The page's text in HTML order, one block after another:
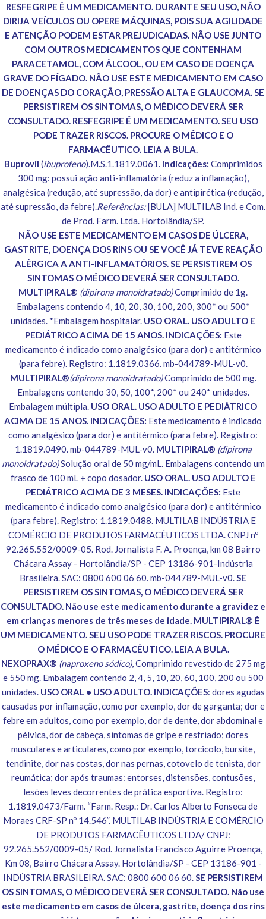
RESFEGRIPE É UM MEDICAMENTO. DURANTE SEU USO, NÃO
DIRIJA VEÍCULOS OU OPERE MÁQUINAS, POIS SUA AGILIDADE
E ATENÇÃO PODEM ESTAR PREJUDICADAS. NÃO USE JUNTO
COM OUTROS MEDICAMENTOS QUE CONTENHAM
PARACETAMOL, COM ÁLCOOL, OU EM CASO DE DOENÇA
GRAVE DO FÍGADO. NÃO USE ESTE MEDICAMENTO EM CASO
DE DOENÇAS DO CORAÇÃO, PRESSÃO ALTA E GLAUCOMA. SE
PERSISTIREM OS SINTOMAS, O MÉDICO DEVERÁ SER
CONSULTADO. RESFEGRIPE É UM MEDICAMENTO. SEU USO
PODE TRAZER RISCOS. PROCURE O MÉDICO E O
FARMACÊUTICO. LEIA A BULA.
Buprovil (ibuprofeno).M.S.1.1819.0061. Indicações: Comprimidos
300 mg: possui ação anti-inflamatória (reduz a inflamação),
analgésica (redução, até supressão, da dor) e antipirética (redução,
até supressão, da febre).Referências:[BULA] MULTILAB Ind. e Com.
de Prod. Farm. Ltda. Hortolândia/SP.
NÃO USE ESTE MEDICAMENTO EM CASOS DE ÚLCERA,
GASTRITE, DOENÇA DOS RINS OU SE VOCÊ JÁ TEVE REAÇÃO
ALÉRGICA A ANTI-INFLAMATÓRIOS. SE PERSISTIREM OS
SINTOMAS O MÉDICO DEVERÁ SER CONSULTADO.
MULTIPIRAL® (dipirona monoidratado)Comprimido de 1g.
Embalagens contendo 4, 10, 20, 30, 100, 200, 300* ou 500*
unidades. *Embalagem hospitalar. USO ORAL. USO ADULTO E
PEDIÁTRICO ACIMA DE 15 ANOS. INDICAÇÕES: Este
medicamento é indicado como analgésico (para dor) e antitérmico
(para febre). Registro: 1.1819.0366. mb-044789-MUL-v0.
MULTIPIRAL®(dipirona monoidratado)Comprimido de 500 mg.
Embalagens contendo 30, 50, 100*, 200* ou 240* unidades.
Embalagem múltipla. USO ORAL. USO ADULTO E PEDIÁTRICO
ACIMA DE 15 ANOS. INDICAÇÕES: Este medicamento é indicado
como analgésico (para dor) e antitérmico (para febre). Registro:
1.1819.0490. mb-044789-MUL-v0. MULTIPIRAL® (dipirona
monoidratado)Solução oral de 50 mg/mL. Embalagens contendo um
frasco de 100 mL + copo dosador. USO ORAL. USO ADULTO E
PEDIÁTRICO ACIMA DE 3 MESES. INDICAÇÕES: Este
medicamento é indicado como analgésico (para dor) e antitérmico
(para febre). Registro: 1.1819.0488. MULTILAB INDÚSTRIA E
COMÉRCIO DE PRODUTOS FARMACÊUTICOS LTDA. CNPJ nº
92.265.552/0009-05. Rod. Jornalista F. A. Proença, km 08 Bairro
Chácara Assay - Hortolândia/SP - CEP 13186-901-Indústria
Brasileira. SAC: 0800 600 06 60. mb-044789-MUL-v0.SE
PERSISTIREM OS SINTOMAS, O MÉDICO DEVERÁ SER
CONSULTADO. Não use este medicamento durante a gravidez e
em crianças menores de três meses de idade. MULTIPIRAL® É
UM MEDICAMENTO. SEU USO PODE TRAZER RISCOS. PROCURE
O MÉDICO E O FARMACÊUTICO. LEIA A BULA.
NEXOPRAX® (naproxeno sódico), Comprimido revestido de 275 mg
e 550 mg. Embalagem contendo 2, 4, 5, 10, 20, 60, 100, 200 ou 500
unidades. USO ORAL • USO ADULTO. INDICAÇÕES: dores agudas
causadas por inflamação, como por exemplo, dor de garganta; dor e
febre em adultos, como por exemplo, dor de dente, dor abdominal e
pélvica, dor de cabeça, sintomas de gripe e resfriado; dores
musculares e articulares, como por exemplo, torcicolo, bursite,
tendinite, dor nas costas, dor nas pernas, cotovelo de tenista, dor
reumática; dor após traumas: entorses, distensões, contusões,
lesões leves decorrentes de prática esportiva. Registro:
1.1819.0473/Farm. “Farm. Resp.: Dr. Carlos Alberto Fonseca de
Moraes CRF-SP nº 14.546”. MULTILAB INDÚSTRIA E COMÉRCIO
DE PRODUTOS FARMACÊUTICOS LTDA/ CNPJ:
92.265.552/0009-05/ Rod. Jornalista Francisco Aguirre Proença,
Km 08, Bairro Chácara Assay. Hortolândia/SP - CEP 13186-901 -
INDÚSTRIA BRASILEIRA. SAC: 0800 600 06 60.SE PERSISTIREM
OS SINTOMAS, O MÉDICO DEVERÁ SER CONSULTADO. Não use
este medicamento em casos de úlcera, gastrite, doença dos rins